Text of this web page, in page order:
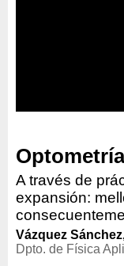
A través de
expansión:
Vázquez
Dpto. de Física